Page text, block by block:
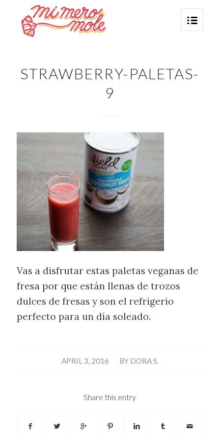
STRAWBERRY-PALETAS-
9
Vas a disfrutar estas paletas veganas de
fresa por que están llenas de trozos
dulces de fresas y son el refrigerio
perfecto para un día soleado.
APRIL 3, 2016
/ BY DORA S.
Share this entry